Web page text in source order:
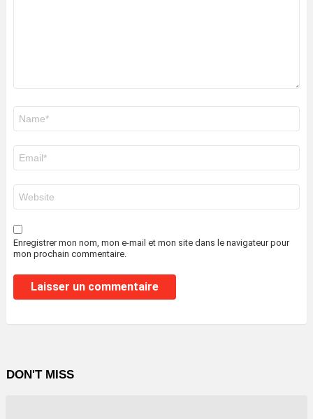
mail
*
web
Enregistrer mon nom, mon e-mail et mon site dans le navigateur pour
mon prochain commentaire.
DON'T MISS